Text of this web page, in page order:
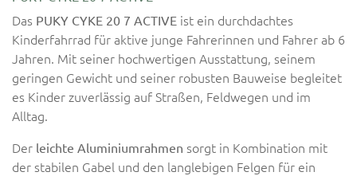
Das PUKY CYKE 20 7 ACTIVE ist ein durchdachtes
Kinderfahrrad für aktive junge Fahrerinnen und Fahrer ab 6
Jahren. Mit seiner hochwertigen Ausstattung, seinem
geringen Gewicht und seiner robusten Bauweise begleitet
es Kinder zuverlässig auf Straßen, Feldwegen und im
Alltag.
Der leichte Aluminiumrahmen sorgt in Kombination mit
der stabilen Gabel und den langlebigen Felgen für ein